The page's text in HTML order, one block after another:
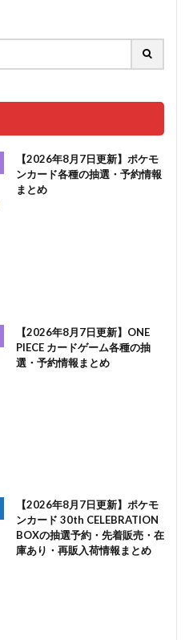
【2026年8月7日更新】ポケモ
ンカード各種の抽選・予約情報
まとめ
【2026年8月7日更新】ONE
PIECE カードゲーム各種の抽
選・予約情報まとめ
【2026年8月7日更新】ポケモ
ンカード 30th CELEBRATION
BOXの抽選予約・先着販売・在
庫あり・再販入荷情報まとめ